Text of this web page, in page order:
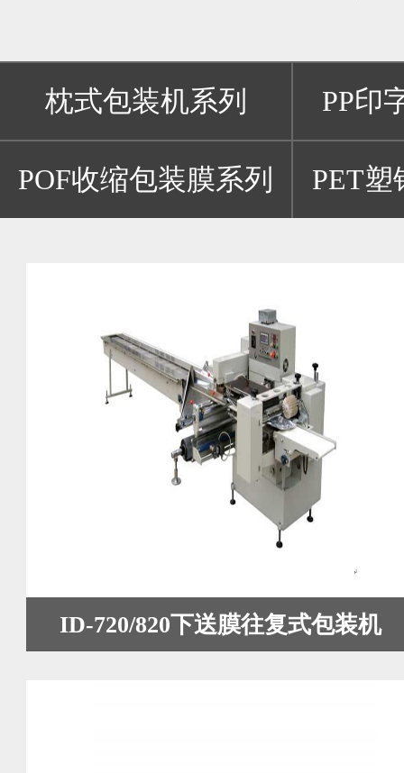
枕式包装机系列 PP印
POF收缩包装膜系列 PET
ID-720/820下送膜往复式包装机